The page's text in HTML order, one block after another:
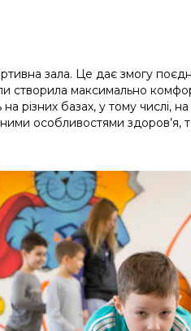
зала. Це дає змогу
створила максимально
різних базах, у тому числі, на
особливостями здоров’я,